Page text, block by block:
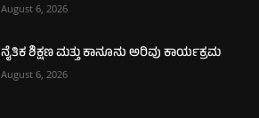
August 6, 2026
ನೈತಿಕ ಶಿಕ್ಷಣ ಮತ್ತು ಕಾನೂನು ಅರಿವು ಕಾರ್ಯಕ್ರಮ
August 6, 2026